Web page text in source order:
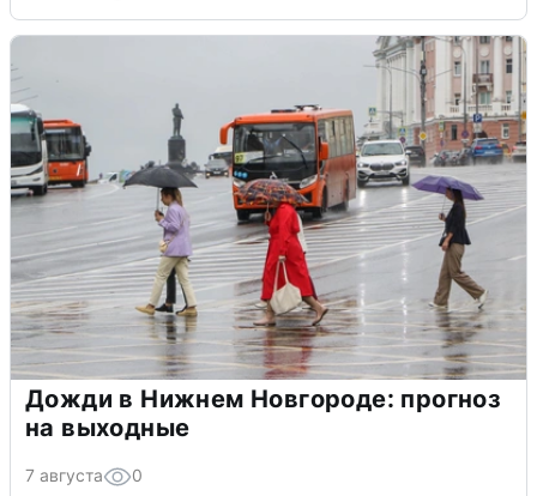
Дожди в Нижнем Новгороде: прогноз
на выходные
7 августа 0